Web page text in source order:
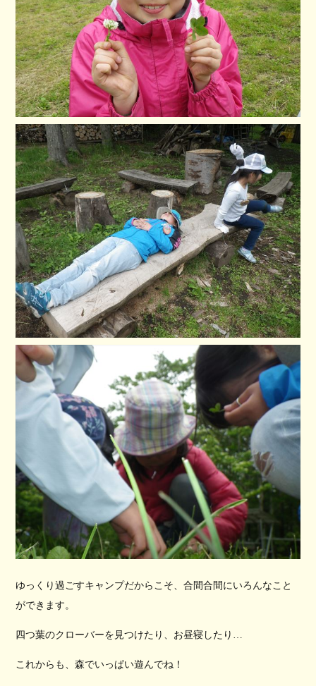
ゆっくり過ごすキャンプだからこそ、合間合間にいろんなこと
ができます。
四つ葉のクローバーを見つけたり、お昼寝したり…
これからも、森でいっぱい遊んでね！